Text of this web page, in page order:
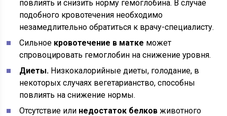
повлиять и снизить норму гемоглобина. В случае
подобного кровотечения необходимо
незамедлительно обратиться к врачу-специалисту.
Сильное кровотечение в матке может
спровоцировать гемоглобин на снижение уровня.
Диеты. Низкокалорийные диеты, голодание, в
некоторых случаях вегетарианство, способны
повлиять на снижение нормы.
Отсутствие или недостаток белков животного